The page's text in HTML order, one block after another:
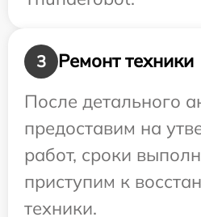
3
Ремонт техники
После детального
предоставим на
работ, сроки
приступим к
техники.